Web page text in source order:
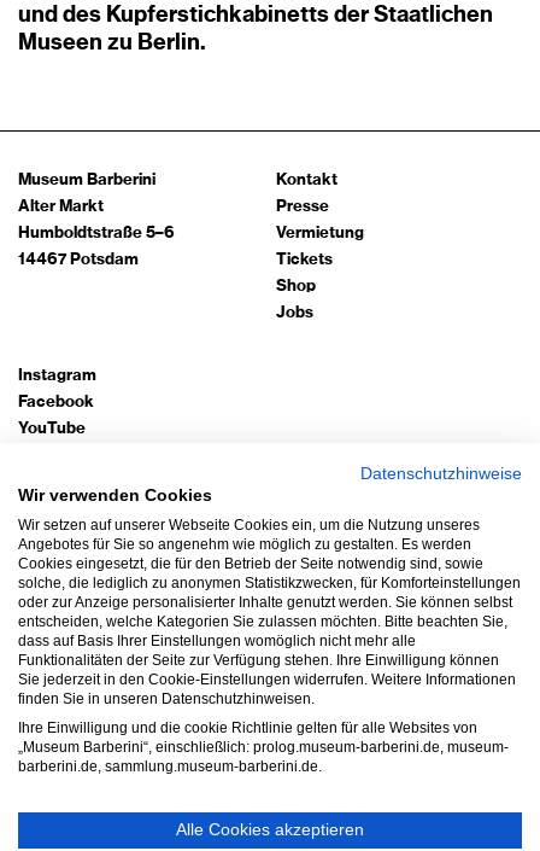
und des Kupferstichkabinetts der Staatlichen
Museen zu Berlin.
Museum Barberini
Alter Markt
Humboldtstraße 5–6
14467 Potsdam
Kontakt
Presse
Vermietung
Tickets
Shop
Jobs
Instagram
Facebook
YouTube
Bleiben Sie auf dem Laufenden!
Newsletter abonnieren
Impressum
Datenschutz
AGB
Hausordnung
Barrierefreiheit
Cookie-Einstellungen
Datenschutzhinweise
Wir verwenden Cookies
Wir setzen auf unserer Webseite Cookies ein, um die Nutzung unseres
Angebotes für Sie so angenehm wie möglich zu gestalten. Es werden
Cookies eingesetzt, die für den Betrieb der Seite notwendig sind, sowie
solche, die lediglich zu anonymen Statistikzwecken, für Komforteinstellungen
oder zur Anzeige personalisierter Inhalte genutzt werden. Sie können selbst
entscheiden, welche Kategorien Sie zulassen möchten. Bitte beachten Sie,
dass auf Basis Ihrer Einstellungen womöglich nicht mehr alle
Funktionalitäten der Seite zur Verfügung stehen. Ihre Einwilligung können
Sie jederzeit in den Cookie-Einstellungen widerrufen. Weitere Informationen
finden Sie in unseren Datenschutzhinweisen.
Ihre Einwilligung und die cookie Richtlinie gelten für alle Websites von
„Museum Barberini“, einschließlich: prolog.museum-barberini.de, museum-
barberini.de, sammlung.museum-barberini.de.
Alle Cookies akzeptieren